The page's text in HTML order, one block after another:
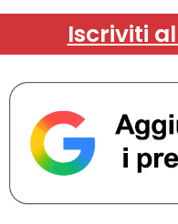
Iscriviti